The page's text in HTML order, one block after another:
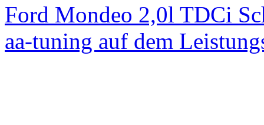
Ford Mondeo 2,0l TDCi
aa-tuning auf dem